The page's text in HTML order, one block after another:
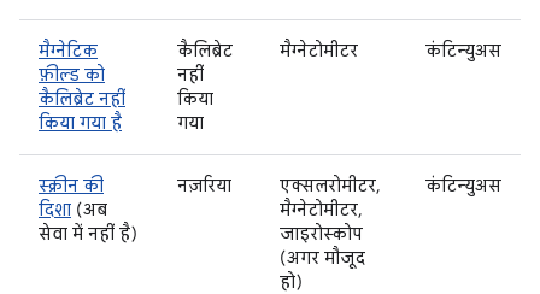
मैग्नेटिक
फ़ील्ड को
कैलिब्रेट नहीं
किया गया है
कैलिब्रेट
नहीं
किया
गया
मैग्नेटोमीटर कंटिन्युअस
स्क्रीन की
दिशा (अब
सेवा में नहीं है)
नज़रिया
एक्सलरोमीटर,
मैग्नेटोमीटर,
जाइरोस्कोप
(अगर मौजूद
हो)
कंटिन्युअस